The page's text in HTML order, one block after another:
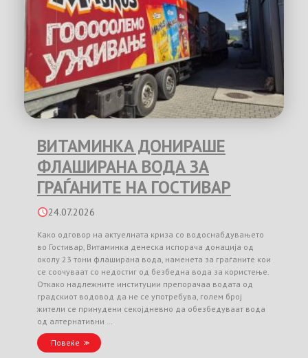
ВИТАМИНКА ДОНИРАШЕ
ФЛАШИРАНА ВОДА ЗА
ГРАЃАНИТЕ НА ГОСТИВАР
24.07.2026
Како одговор на актуелната криза со водоснабдувањето
во Гостивар, Витаминка денеска испорача донација од
околу 23 тони флаширана вода, наменета за граѓаните кои
се соочуваат со недостиг од безбедна вода за користење.
Откако надлежните институции препорачаа водата од
градскиот водовод да не се употребува, голем број
жители се принудени секојдневно да обезбедуваат вода
од алтернативни …
Повеќе